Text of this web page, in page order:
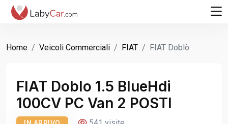
Home Veicoli Commerciali FIAT FIAT Doblò
FIAT Doblo 1.5 BlueHdi
100CV PC Van 2 POSTI